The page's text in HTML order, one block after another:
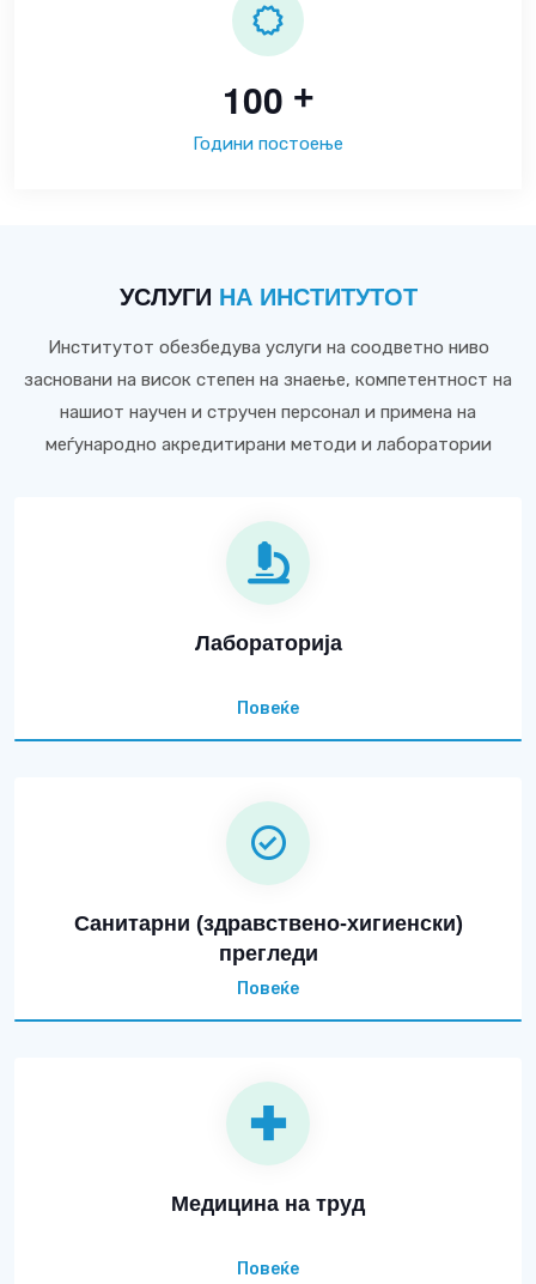
100 +
Години постоење
УСЛУГИ НА ИНСТИТУТОТ
Институтот обезбедува услуги на соодветно ниво
засновани на висок степен на знаење, компетентност на
нашиот научен и стручен персонал и примена на
меѓународно акредитирани методи и лаборатории
Лабораторија
Повеќе
Санитарни (здравствено-хигиенски)
прегледи
Повеќе
Медицина на труд
Повеќе